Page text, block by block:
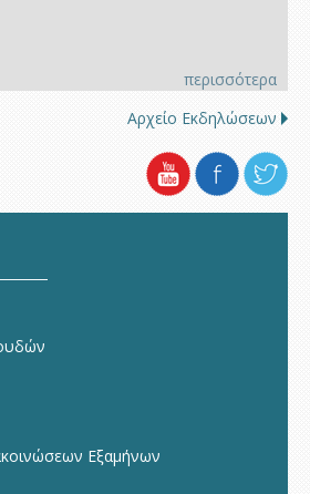
περισσότερα
Αρχείο Εκδηλώσεων
Εξαμήνων